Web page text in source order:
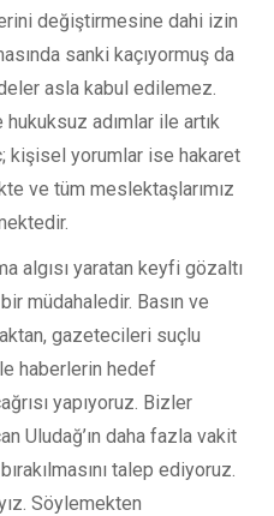
değiştirmesine dahi izin
sanki kaçıyormuş da
asla kabul edilemez.
adımlar ile artık
kişisel yorumlar ise hakaret
ve tüm meslektaşlarımız
algısı yaratan keyfi gözaltı
müdahaledir. Basın ve
gazetecileri suçlu
haberlerin hedef
yapıyoruz. Bizler
Uludağ’ın daha fazla vakit
talep ediyoruz.
Söylemekten